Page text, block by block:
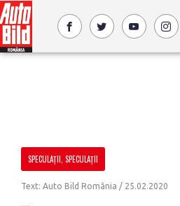
SPECULAȚII, SPECULAȚII
Text: Auto Bild România / 25.02.2020